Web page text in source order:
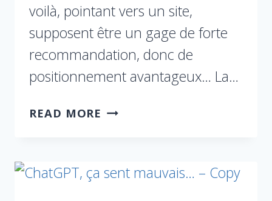
voilà, pointant vers un site,
supposent être un gage de forte
recommandation, donc de
positionnement avantageux… La…
READ MORE